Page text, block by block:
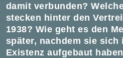
damit verbunden?
stecken hinter den
1938? Wie geht es den
später, nach­dem sie sich
Existenz auf­ge­baut